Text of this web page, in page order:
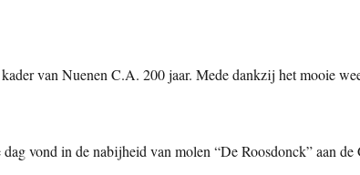
van Nuenen C.A. 200 jaar. Mede dankzij het mooie
vond in de nabijheid van molen “De Roosdonck” aan de